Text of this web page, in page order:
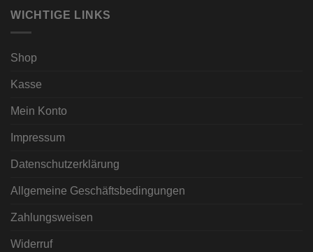
WICHTIGE LINKS
Shop
Kasse
Mein Konto
Impressum
Datenschutzerklärung
Allgemeine Geschäftsbedingungen
Zahlungsweisen
Widerruf